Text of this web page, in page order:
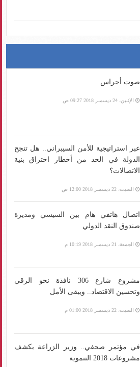
صوت أجراس
الإثنين، 24 ديسمبر 2018 09:27 ص
عبر استراتيجية للأمن السيبراني.. هل تنجح
الدولة في الحد من أخطار اختراق بنية
الاتصالات؟
السبت، 22 ديسمبر 2018 12:00 ص
اتصال هاتفي هام بين السيسي ومديرة
صندوق النقد الدولي
الجمعة، 21 ديسمبر 2018 10:19 م
مشروع شارع 306 نافذة نحو الرقي
وتحسين الاقتصاد.. ويبقى الأمل
السبت، 22 ديسمبر 2018 01:00 م
في مؤتمر صحفي.. وزير الزراعة يكشف
مشروعات 2018 التنموية